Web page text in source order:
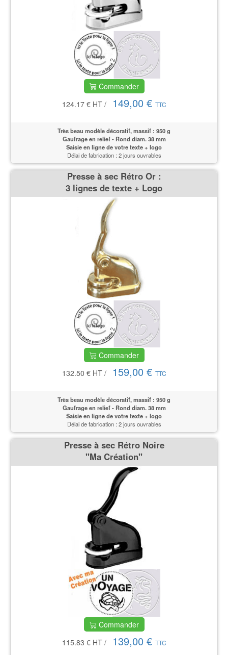
Commander
124.17 € HT/ 149,00 € TTC
Très beau modèle décoratif, massif : 950 g
Gaufrage en relief - Rond diam. 38 mm
Saisie en ligne de votre texte + logo
Délai de fabrication : 2 jours ouvrables
Presse à sec Rétro Or :
3 lignes de texte + Logo
Commander
132.50 € HT/ 159,00 € TTC
Très beau modèle décoratif, massif : 950 g
Gaufrage en relief - Rond diam. 38 mm
Saisie en ligne de votre texte + logo
Délai de fabrication : 2 jours ouvrables
Presse à sec Rétro Noire
''Ma Création''
Commander
115.83 € HT/ 139,00 € TTC